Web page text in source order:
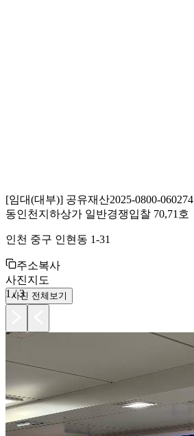
[임대(대부)] 공유재산2025-0800-060274
동인천지하상가 일반경쟁입찰 70,71호
인천 중구 인현동 1-31
주소복사
사진지도
1 /3
사진 전체보기